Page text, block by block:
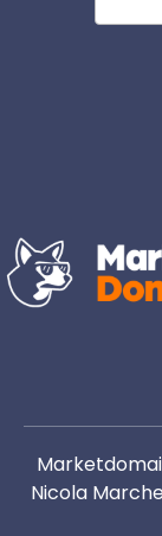
Nicola